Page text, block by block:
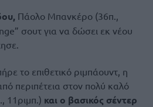
Πάολο Μπανκέρο (36π.,
σουτ για να δώσει εκ νέου
το επιθετικό ριμπάουντ, η
περιπέτεια στον πολύ καλό
11ριμπ.) και ο βασικός σέντερ